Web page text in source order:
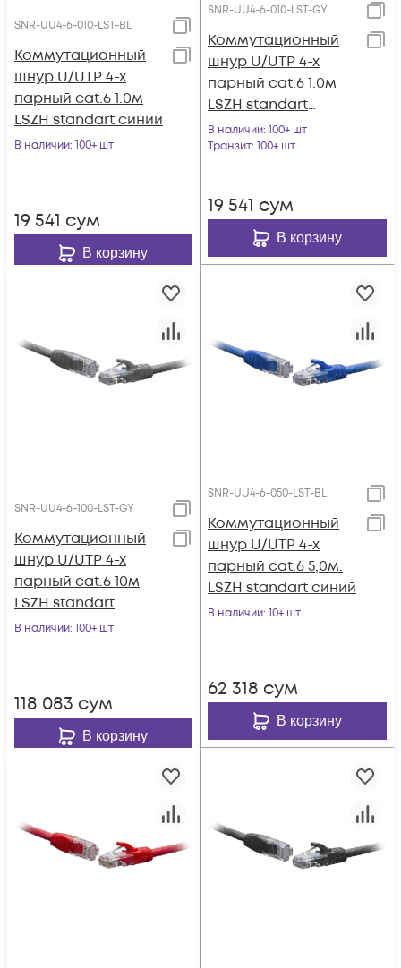
SNR-UU4-6-010-LST-BL
Коммутационный
шнур U/UTP 4-х
парный cat.6 1.0м
LSZH standart синий
В наличии: 100+ шт
19 541 сум
В корзину
SNR-UU4-6-010-LST-GY
Коммутационный
шнур U/UTP 4-х
парный cat.6 1.0м
LSZH standart
серый
В наличии: 100+ шт
Транзит: 100+ шт
19 541 сум
В корзину
SNR-UU4-6-100-LST-GY
Коммутационный
шнур U/UTP 4-х
парный cat.6 10м
LSZH standart
серый
В наличии: 100+ шт
118 083 сум
В корзину
SNR-UU4-6-050-LST-BL
Коммутационный
шнур U/UTP 4-х
парный cat.6 5,0м.
LSZH standart синий
В наличии: 10+ шт
62 318 сум
В корзину